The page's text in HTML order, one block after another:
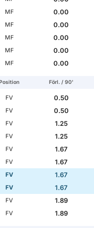
MF
0.00
MF
0.00
MF
0.00
MF
0.00
MF 0.00
Förl. / 90'
FV
0.50
FV
0.50
FV
1.25
FV
1.25
FV
1.67
FV
1.67
FV
1.67
FV
1.67
FV
1.89
FV 1.89